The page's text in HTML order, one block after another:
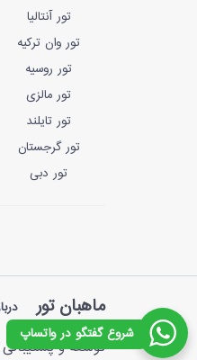
تور آنتالیا
تور وان ترکیه
تور روسیه
تور مالزی
تور تایلند
تور گرجستان
تور دبی
ماهبان تور
توسعه و
شروع گفتگو در واتساپ